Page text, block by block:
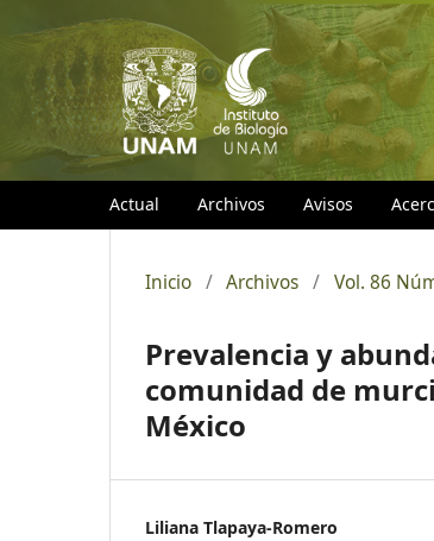
Actual Archivos Avisos
Inicio / Archivos / Vol. 86
Prevalencia y
comunidad de
México
Liliana Tlapaya-Romero